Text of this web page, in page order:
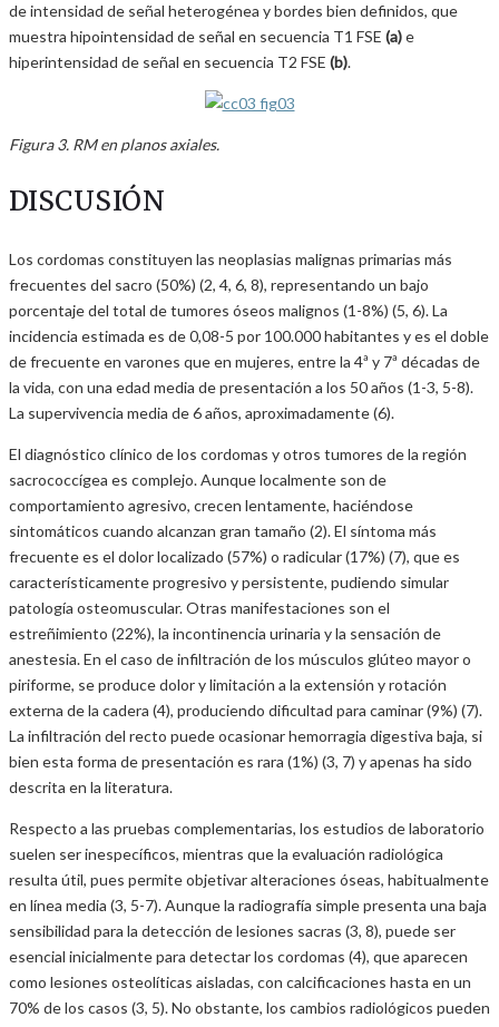
de intensidad de señal heterogénea y bordes bien definidos, que
muestra hipointensidad de señal en secuencia T1 FSE (a)e
hiperintensidad de señal en secuencia T2 FSE (b).
Figura 3. RM en planos axiales.
DISCUSIÓN
Los cordomas constituyen las neoplasias malignas primarias más
frecuentes del sacro (50%) (2, 4, 6, 8), representando un bajo
porcentaje del total de tumores óseos malignos (1-8%) (5, 6). La
incidencia estimada es de 0,08-5 por 100.000 habitantes y es el doble
de frecuente en varones que en mujeres, entre la 4ª y 7ª décadas de
la vida, con una edad media de presentación a los 50 años (1-3, 5-8).
La supervivencia media de 6 años, aproximadamente (6).
El diagnóstico clínico de los cordomas y otros tumores de la región
sacrococcígea es complejo. Aunque localmente son de
comportamiento agresivo, crecen lentamente, haciéndose
sintomáticos cuando alcanzan gran tamaño (2). El síntoma más
frecuente es el dolor localizado (57%) o radicular (17%) (7), que es
característicamente progresivo y persistente, pudiendo simular
patología osteomuscular. Otras manifestaciones son el
estreñimiento (22%), la incontinencia urinaria y la sensación de
anestesia. En el caso de infiltración de los músculos glúteo mayor o
piriforme, se produce dolor y limitación a la extensión y rotación
externa de la cadera (4), produciendo dificultad para caminar (9%) (7).
La infiltración del recto puede ocasionar hemorragia digestiva baja, si
bien esta forma de presentación es rara (1%) (3, 7) y apenas ha sido
descrita en la literatura.
Respecto a las pruebas complementarias, los estudios de laboratorio
suelen ser inespecíficos, mientras que la evaluación radiológica
resulta útil, pues permite objetivar alteraciones óseas, habitualmente
en línea media (3, 5-7). Aunque la radiografía simple presenta una baja
sensibilidad para la detección de lesiones sacras (3, 8), puede ser
esencial inicialmente para detectar los cordomas (4), que aparecen
como lesiones osteolíticas aisladas, con calcificaciones hasta en un
70% de los casos (3, 5). No obstante, los cambios radiológicos pueden